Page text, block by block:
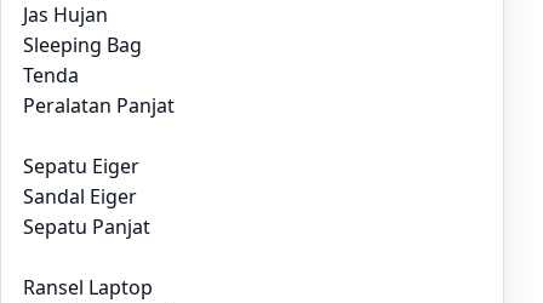
Jas Hujan
Sleeping Bag
Tenda
Peralatan Panjat
Sepatu Eiger
Sandal Eiger
Sepatu Panjat
Ransel Laptop